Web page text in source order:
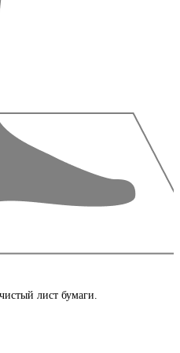
лист бумаги.